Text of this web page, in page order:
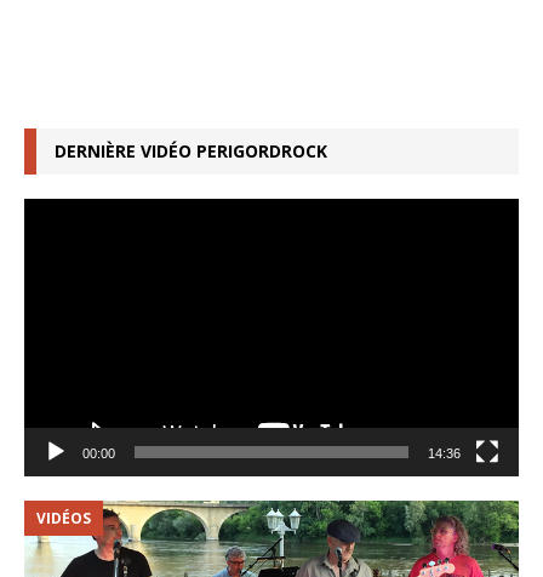
DERNIÈRE VIDÉO PERIGORDROCK
00:00 14:36
VIDÉOS